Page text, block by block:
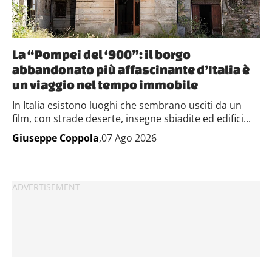
La “Pompei del ‘900”: il borgo
abbandonato più affascinante d’Italia è
un viaggio nel tempo immobile
In Italia esistono luoghi che sembrano usciti da un
film, con strade deserte, insegne sbiadite ed edifici...
Giuseppe Coppola,07 Ago 2026